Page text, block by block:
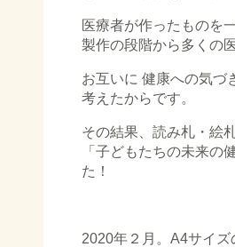
医療者が作ったものを
製作の段階から多くの
お互いに 健康への気づ
考えたからです。
その結果、読み札・絵
「子どもたちの未来の
た！
2020年２月。A4サイズ